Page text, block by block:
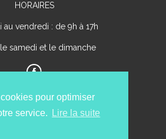
pour optimiser
service.
Lire la suite
HORAIRES
au vendredi : de 9h à 17h
samedi et le dimanche